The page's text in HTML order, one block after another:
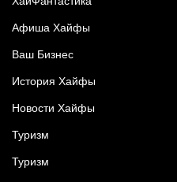
Афиша Хайфы
Ваш Бизнес
История Хайфы
Новости Хайфы
Туризм
Туризм